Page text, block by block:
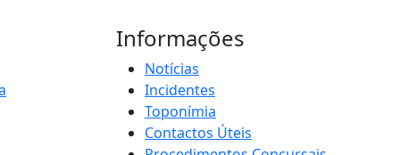
Informações
Notícias
Incidentes
Toponímia
Contactos Úteis